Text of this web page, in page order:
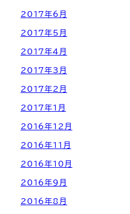
2017年6月
2017年5月
2017年4月
2017年3月
2017年2月
2017年1月
2016年12月
2016年11月
2016年10月
2016年9月
2016年8月